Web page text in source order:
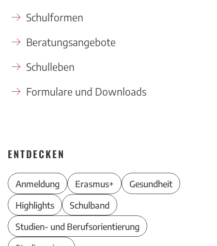
Schulformen
Beratungsangebote
Schulleben
Formulare und Downloads
ENTDECKEN
Anmeldung Erasmus+
Gesundheit
Highlights
Schulband
Studien- und Berufsorientierung